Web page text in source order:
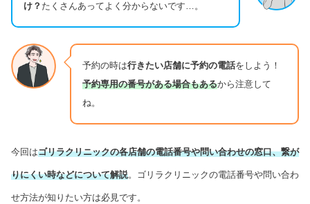
け？ たくさんあってよく分からないです…。
予約の時は行きたい店舗に予約の電話をしよう！
予約専用の番号がある場合もあるから注意して
ね。
今回はゴリラクリニックの各店舗の電話番号や問い合わせの窓口、繋が
りにくい時などについて解説。ゴリラクリニックの電話番号や問い合わ
せ方法が知りたい方は必見です。